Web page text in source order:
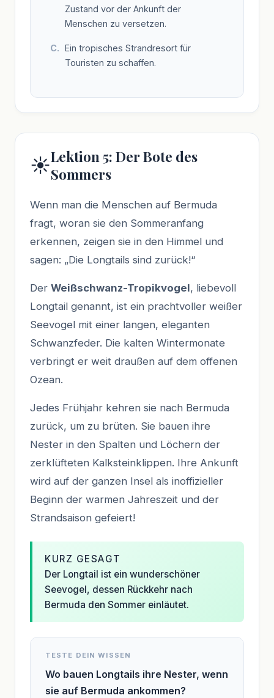
Zustand vor der Ankunft der
Menschen zu versetzen.
Ein tropisches Strandresort für
Touristen zu schaffen.
☀️Lektion 5: Der Bote des
Sommers
Wenn man die Menschen auf Bermuda
fragt, woran sie den Sommeranfang
erkennen, zeigen sie in den Himmel und
sagen: „Die Longtails sind zurück!“
Der Weißschwanz-Tropikvogel, liebevoll
Longtail genannt, ist ein prachtvoller weißer
Seevogel mit einer langen, eleganten
Schwanzfeder. Die kalten Wintermonate
verbringt er weit draußen auf dem offenen
Ozean.
Jedes Frühjahr kehren sie nach Bermuda
zurück, um zu brüten. Sie bauen ihre
Nester in den Spalten und Löchern der
zerklüfteten Kalksteinklippen. Ihre Ankunft
wird auf der ganzen Insel als inoffizieller
Beginn der warmen Jahreszeit und der
Strandsaison gefeiert!
KURZ GESAGT
Der Longtail ist ein wunderschöner
Seevogel, dessen Rückkehr nach
Bermuda den Sommer einläutet.
TESTE DEIN WISSEN
Wo bauen Longtails ihre Nester, wenn
sie auf Bermuda ankommen?